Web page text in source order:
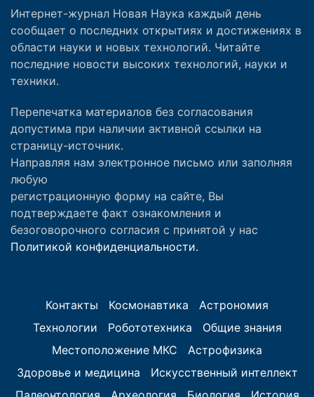
Интернет-журнал Новая Наука каждый день
сообщает о последних открытиях и достижениях в
области науки и новых технологий. Читайте
последние новости высоких технологий, науки и
техники.
Перепечатка материалов без согласования
допустима при наличии активной ссылки на
страницу-источник.
Направляя нам электронное письмо или заполняя
любую
регистрационную форму на сайте, Вы
подтверждаете факт ознакомления и
безоговорочного согласия с принятой у нас
Политикой конфиденциальности.
Контакты Космонавтика
Астрономия
Технологии
Робототехника
Общие знания
Местоположение МКС
Астрофизика
Здоровье и медицина
Искусственный интеллект